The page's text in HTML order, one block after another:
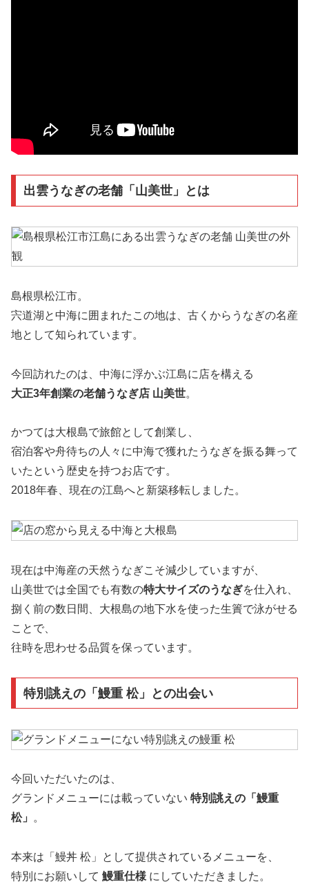
出雲うなぎの老舗「山美世」とは
島根県松江市。
宍道湖と中海に囲まれたこの地は、古くからうなぎの名産
地として知られています。
今回訪れたのは、中海に浮かぶ江島に店を構える
大正3年創業の老舗うなぎ店 山美世。
かつては大根島で旅館として創業し、
宿泊客や舟待ちの人々に中海で獲れたうなぎを振る舞って
いたという歴史を持つお店です。
2018年春、現在の江島へと新築移転しました。
現在は中海産の天然うなぎこそ減少していますが、
山美世では全国でも有数の特大サイズのうなぎを仕入れ、
捌く前の数日間、大根島の地下水を使った生簀で泳がせる
ことで、
往時を思わせる品質を保っています。
特別誂えの「鰻重 松」との出会い
今回いただいたのは、
グランドメニューには載っていない 特別誂えの「鰻重
松」
。
本来は「鰻丼 松」として提供されているメニューを、
特別にお願いして 鰻重仕様 にしていただきました。